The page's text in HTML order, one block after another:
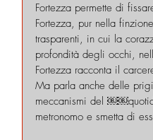
Fortezza permette di
Fortezza, pur nella
trasparenti, in cui la
profondità degli occhi,
Fortezza racconta il
Ma parla anche delle
meccanismi del
metronomo e smetta di